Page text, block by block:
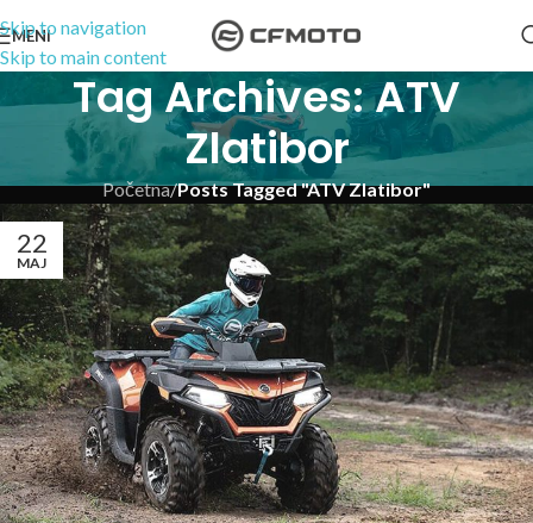
Skip to navigation
Skip to main content
MENI
Tag Archives: ATV
Zlatibor
Početna/Posts Tagged "ATV Zlatibor"
22
MAJ